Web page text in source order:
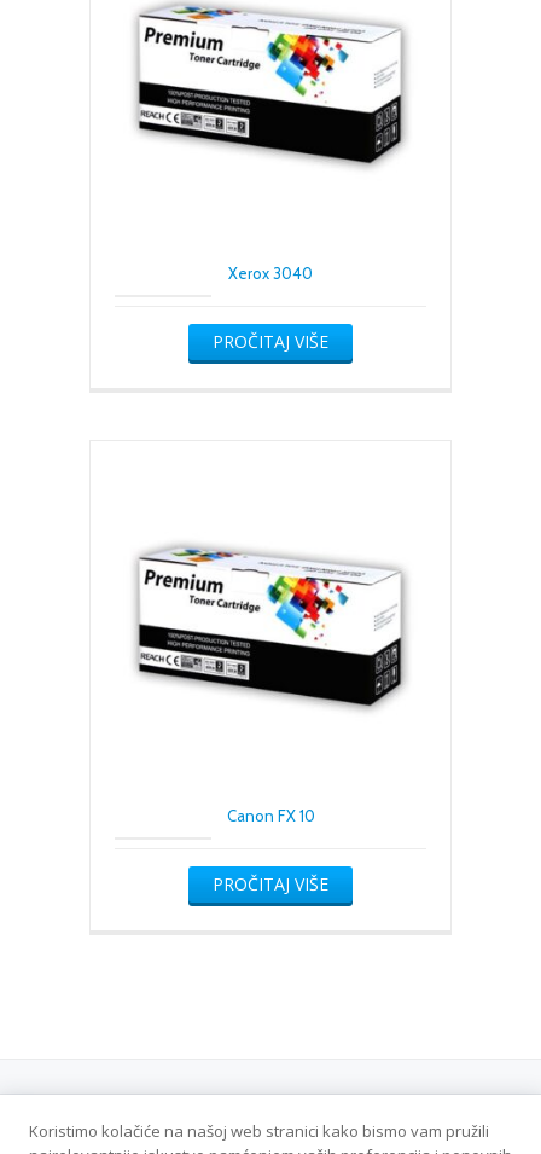
Xerox 3040
PROČITAJ VIŠE
Canon FX 10
PROČITAJ VIŠE
Politika privatnosti
Koristimo kolačiće na našoj web stranici kako bismo vam pružili